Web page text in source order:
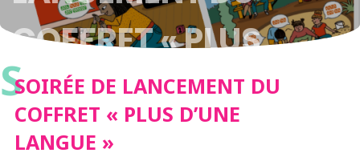
COFFRET « PLUS
D’UNE LANGUE »
SSOIRÉE DE LANCEMENT DU
COFFRET « PLUS D’UNE
LANGUE »